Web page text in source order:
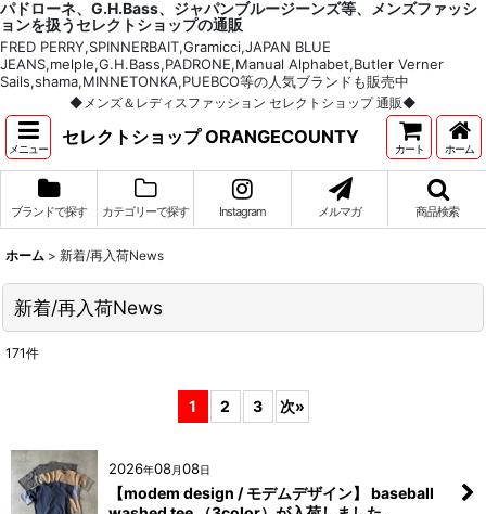
パドローネ、G.H.Bass、ジャパンブルージーンズ等、メンズファッシ
ョンを扱うセレクトショップの通販
FRED PERRY,SPINNERBAIT,Gramicci,JAPAN BLUE
JEANS,melple,G.H.Bass,PADRONE,Manual Alphabet,Butler Verner
Sails,shama,MINNETONKA,PUEBCO等の人気ブランドも販売中
◆メンズ＆レディスファッション セレクトショップ 通販◆
メニュー
セレクトショップ ORANGECOUNTY
カート ホーム
ブランドで探す カテゴリーで探す Instagram メルマガ 商品検索
ホーム > 新着/再入荷News
新着/再入荷News
171件
1 2 3 次»
2026年08月08日
【modem design / モデムデザイン】 baseball